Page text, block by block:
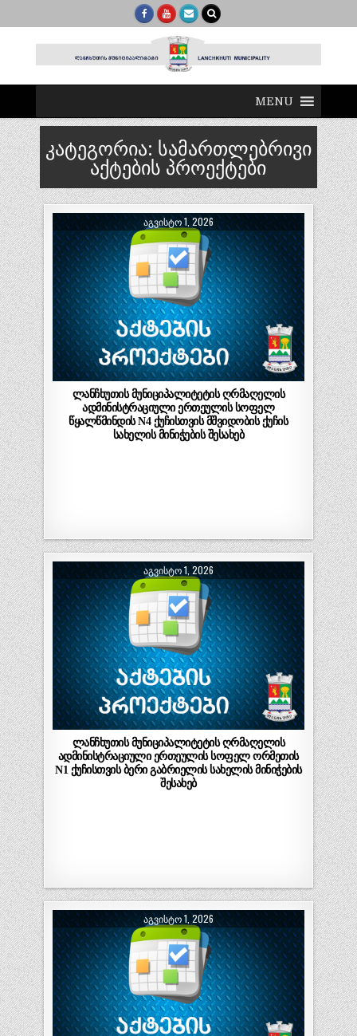
MENU
კატეგორია: სამართლებრივი
აქტების პროექტები
ᲐᲒᲕᲘᲡᲢᲝ 1, 2026
ლანჩხუთის მუნიციპალიტეტის ღრმაღელის
ადმინისტრაციული ერთეულის სოფელ
წყალწმინდის N4 ქუჩისთვის მშვიდობის ქუჩის
სახელის მინიჭების შესახებ
ᲐᲒᲕᲘᲡᲢᲝ 1, 2026
ლანჩხუთის მუნიციპალიტეტის ღრმაღელის
ადმინისტრაციული ერთეულის სოფელ ორმეთის
N1 ქუჩისთვის ბერი გაბრიელის სახელის მინიჭების
შესახებ
ᲐᲒᲕᲘᲡᲢᲝ 1, 2026